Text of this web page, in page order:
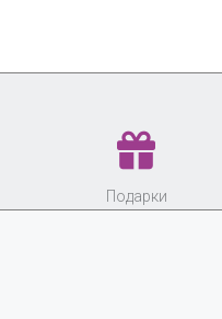
Подарки